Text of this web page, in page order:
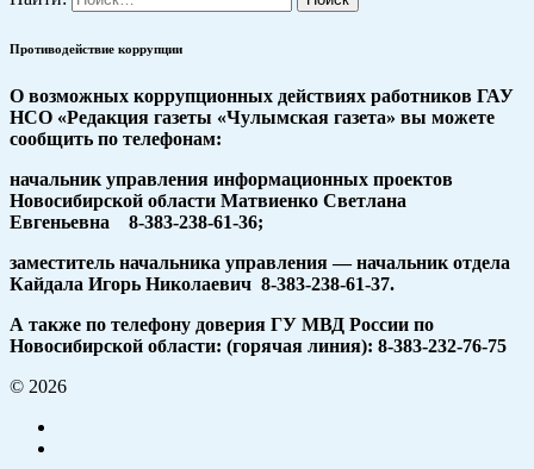
Противодействие коррупции
О возможных коррупционных действиях работников ГАУ
НСО «Редакция газеты «Чулымская газета» вы можете
сообщить по телефонам:
начальник управления информационных проектов
Новосибирской области Матвиенко Светлана
Евгеньевна 8-383-238-61-36;
заместитель начальника управления — начальник отдела
Кайдала Игорь Николаевич 8-383-238-61-37.
А также по телефону доверия ГУ МВД России по
Новосибирской области: (горячая линия): 8-383-232-76-75
© 2026